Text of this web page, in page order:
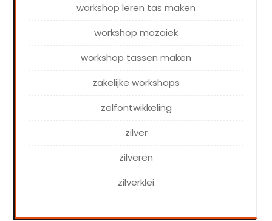
workshop leren tas maken
workshop mozaiek
workshop tassen maken
zakelijke workshops
zelfontwikkeling
zilver
zilveren
zilverklei